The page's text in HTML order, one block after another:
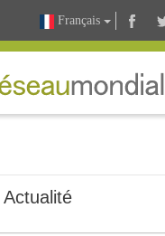
Français
Actualité